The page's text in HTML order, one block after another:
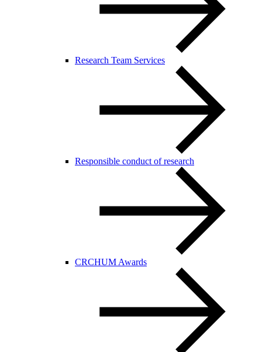
Research Team Services
Responsible conduct of research
CRCHUM Awards